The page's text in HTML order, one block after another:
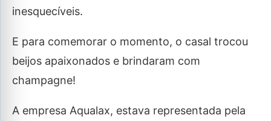
inesquecíveis.
E para comemorar o momento, o casal trocou
beijos apaixonados e brindaram com
champagne!
A empresa Aqualax, estava representada pela